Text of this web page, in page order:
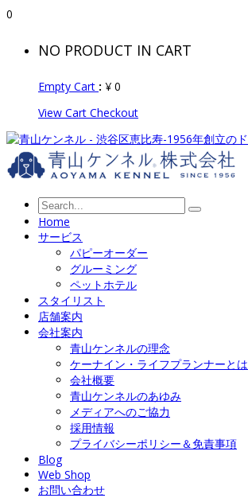
0
NO PRODUCT IN CART
Empty Cart : ¥ 0
View Cart Checkout
Home
サービス
パピーオーダー
グルーミング
ペットホテル
スタイリスト
店舗案内
会社案内
青山ケンネルの理念
ケーナイン・ライフプランナーとは
会社概要
青山ケンネルのあゆみ
メディアへのご協力
採用情報
プライバシーポリシー＆免責事項
Blog
Web Shop
お問い合わせ